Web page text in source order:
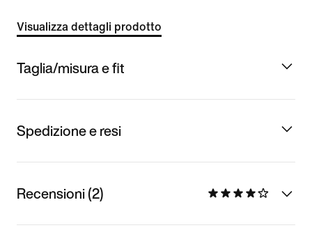
Visualizza dettagli prodotto
Taglia/misura e fit
Spedizione e resi
Recensioni (2)